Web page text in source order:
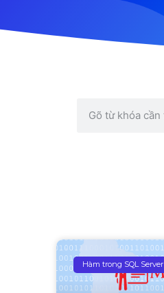
Hàm trong SQL Server